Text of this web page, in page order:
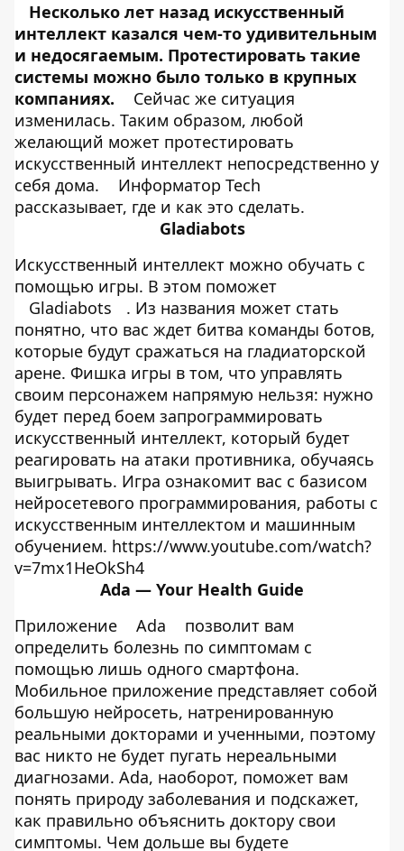
Несколько лет назад искусственный
интеллект казался чем-то удивительным
и недосягаемым. Протестировать такие
системы можно было только в крупных
компаниях.
Сейчас же ситуация
изменилась. Таким образом, любой
желающий может протестировать
искусственный интеллект непосредственно у
себя дома.
Информатор Tech
рассказывает, где и как это сделать.
Gladiabots
Искусственный интеллект можно обучать с
помощью игры. В этом поможет
Gladiabots
. Из названия может стать
понятно, что вас ждет битва команды ботов,
которые будут сражаться на гладиаторской
арене. Фишка игры в том, что управлять
своим персонажем напрямую нельзя: нужно
будет перед боем запрограммировать
искусственный интеллект, который будет
реагировать на атаки противника, обучаясь
выигрывать. Игра ознакомит вас с базисом
нейросетевого программирования, работы с
искусственным интеллектом и машинным
обучением. https://www.youtube.com/watch?
v=7mx1HeOkSh4
Ada — Your Health Guide
Приложение
Ada
позволит вам
определить болезнь по симптомам с
помощью лишь одного смартфона.
Мобильное приложение представляет собой
большую нейросеть, натренированную
реальными докторами и ученными, поэтому
вас никто не будет пугать нереальными
диагнозами. Ada, наоборот, поможет вам
понять природу заболевания и подскажет,
как правильно объяснить доктору свои
симптомы. Чем дольше вы будете